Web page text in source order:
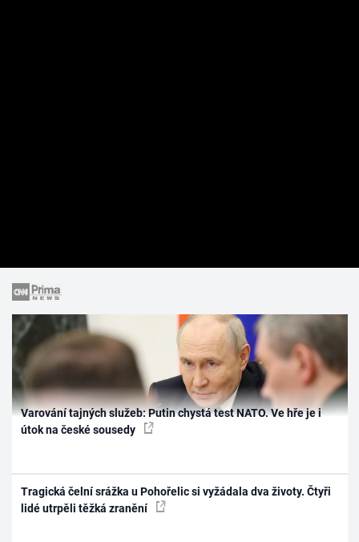
Varování tajných služeb: Putin chystá test NATO. Ve hře je i
útok na české sousedy
Tragická čelní srážka u Pohořelic si vyžádala dva životy. Čtyři
lidé utrpěli těžká zranění